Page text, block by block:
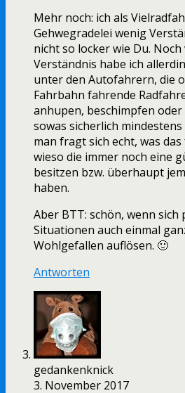
Mehr noch: ich als
Gehwegradelei wenig
nicht so locker wie Du.
Verständnis habe ich
unter den Autofahrern, die
Fahrbahn fahrende
anhupen, beschimpfen
sowas sicherlich
man fragt sich echt, was
wieso die immer noch eine
besitzen bzw. überhaupt
haben.
Aber BTT: schön, wenn
Situationen auch einmal
Wohlgefallen auflösen. 🙂
Antworten
gedankenknick
3. November 2017